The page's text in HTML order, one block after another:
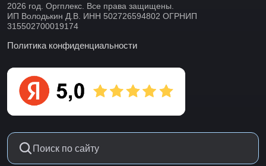
2026 год. Оргплекс. Все права защищены.
ИП Володькин Д.В. ИНН 502726594802 ОГРНИП
315502700019174
Политика конфиденциальности